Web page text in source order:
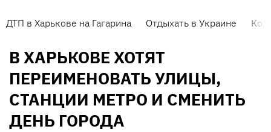
ДТП в Харькове на Гагарина Отдыхать в Украине
В ХАРЬКОВЕ ХОТЯТ
ПЕРЕИМЕНОВАТЬ УЛИЦЫ,
СТАНЦИИ МЕТРО И СМЕНИТЬ
ДЕНЬ ГОРОДА